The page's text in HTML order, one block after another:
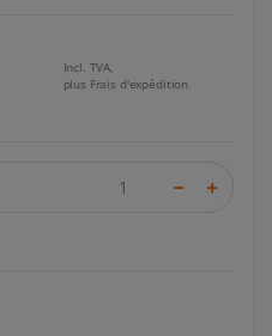
Incl. TVA,
plus Frais d'expédition